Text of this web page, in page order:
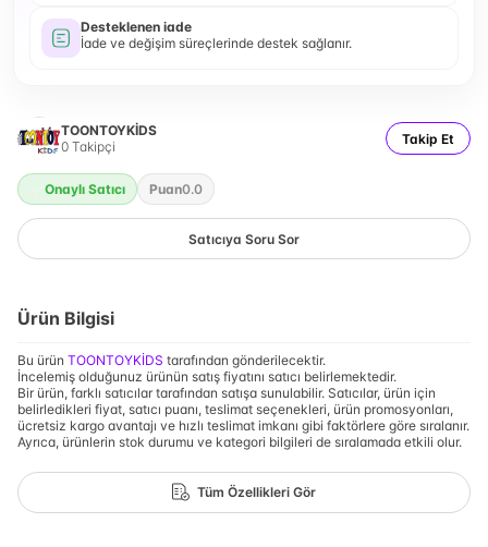
Desteklenen iade
İade ve değişim süreçlerinde destek sağlanır.
TOONTOYKİDS
0 Takipçi Takip Et
Onaylı Satıcı Puan0.0
Satıcıya Soru Sor
Ürün Bilgisi
Bu ürün TOONTOYKİDS tarafından gönderilecektir.
İncelemiş olduğunuz ürünün satış fiyatını satıcı belirlemektedir.
Bir ürün, farklı satıcılar tarafından satışa sunulabilir. Satıcılar, ürün için
belirledikleri fiyat, satıcı puanı, teslimat seçenekleri, ürün promosyonları,
ücretsiz kargo avantajı ve hızlı teslimat imkanı gibi faktörlere göre sıralanır.
Ayrıca, ürünlerin stok durumu ve kategori bilgileri de sıralamada etkili olur.
Tüm Özellikleri Gör